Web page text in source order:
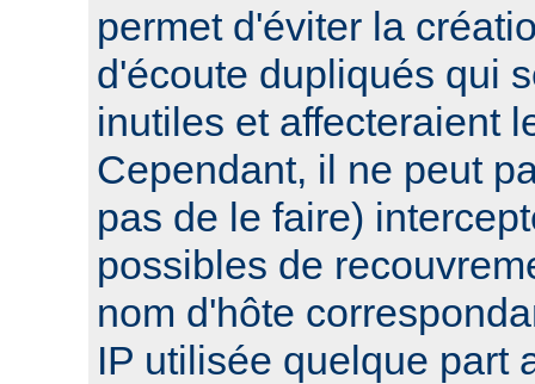
permet d'éviter la
d'écoute dupliqués qui
inutiles et affecteraient
Cependant, il ne peut
pas de le faire)
possibles de
nom d'hôte
IP utilisée quelque part